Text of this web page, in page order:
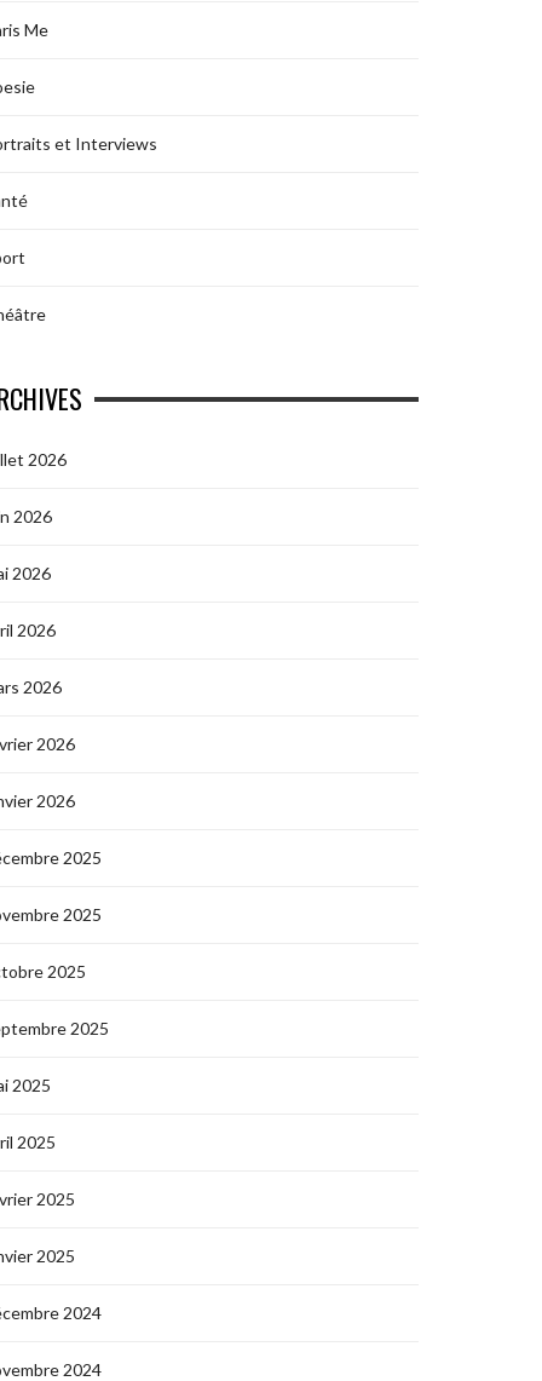
Me
et Interviews
2026
2026
2026
2026
2026
2026
2026
2025
2025
2025
2025
2025
2025
2025
2025
2024
2024